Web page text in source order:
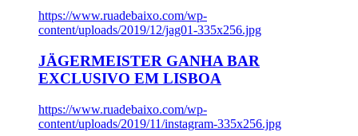
https://www.ruadebaixo.com/wp-
content/uploads/2019/12/jag01-335x256.jpg
JÄGERMEISTER GANHA BAR
EXCLUSIVO EM LISBOA
https://www.ruadebaixo.com/wp-
content/uploads/2019/11/instagram-335x256.jpg